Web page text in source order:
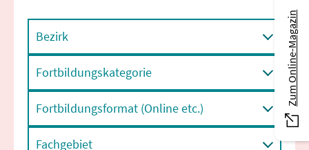
Bezirk
Fortbildungskategorie
Fortbildungsformat (Online etc.)
Fachgebiet
Zum Online-Magazin